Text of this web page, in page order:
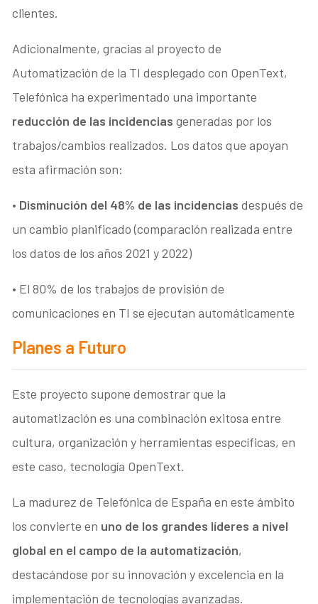
clientes.
Adicionalmente, gracias al proyecto de
Automatización de la TI desplegado con OpenText,
Telefónica ha experimentado una importante
reducción de las incidencias generadas por los
trabajos/cambios realizados. Los datos que apoyan
esta afirmación son:
• Disminución del 48% de las incidencias después de
un cambio planificado (comparación realizada entre
los datos de los años 2021 y 2022)
• El 80% de los trabajos de provisión de
comunicaciones en TI se ejecutan automáticamente
Planes a Futuro
Este proyecto supone demostrar que la
automatización es una combinación exitosa entre
cultura, organización y herramientas específicas, en
este caso, tecnología OpenText.
La madurez de Telefónica de España en este ámbito
los convierte en uno de los grandes líderes a nivel
global en el campo de la automatización,
destacándose por su innovación y excelencia en la
implementación de tecnologías avanzadas.